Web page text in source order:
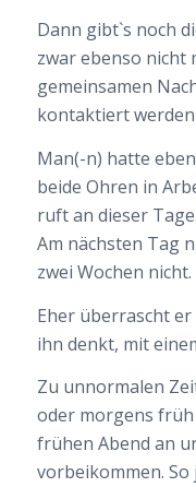
Dann gibt`s noch
zwar ebenso nicht
gemeinsamen
kontaktiert werden
Man(-n) hatte
beide Ohren in
ruft an dieser
Am nächsten Tag
zwei Wochen nicht.
Eher überrascht
ihn denkt, mit
Zu unnormalen
oder morgens
frühen Abend an
vorbeikommen.